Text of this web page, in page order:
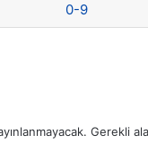
0-9
Gerekli